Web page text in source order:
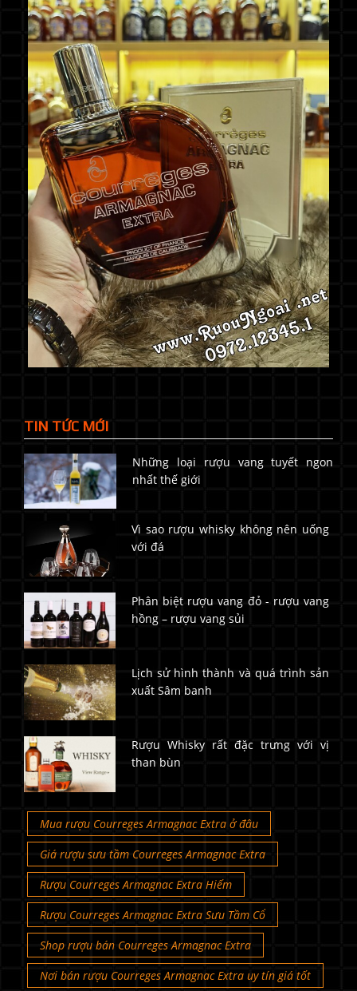
TIN TỨC MỚI
Những loại rượu vang tuyết ngon
nhất thế giới
Vì sao rượu whisky không nên uống
với đá
Phân biệt rượu vang đỏ - rượu vang
hồng – rượu vang sủi
Lịch sử hình thành và quá trình sản
xuất Sâm banh
Rượu Whisky rất đặc trưng với vị
than bùn
Mua rượu Courreges Armagnac Extra ở đâu
Giá rượu sưu tầm Courreges Armagnac Extra
Rượu Courreges Armagnac Extra Hiếm
Rượu Courreges Armagnac Extra Sưu Tầm Cổ
Shop rượu bán Courreges Armagnac Extra
Nơi bán rượu Courreges Armagnac Extra uy tín giá tốt